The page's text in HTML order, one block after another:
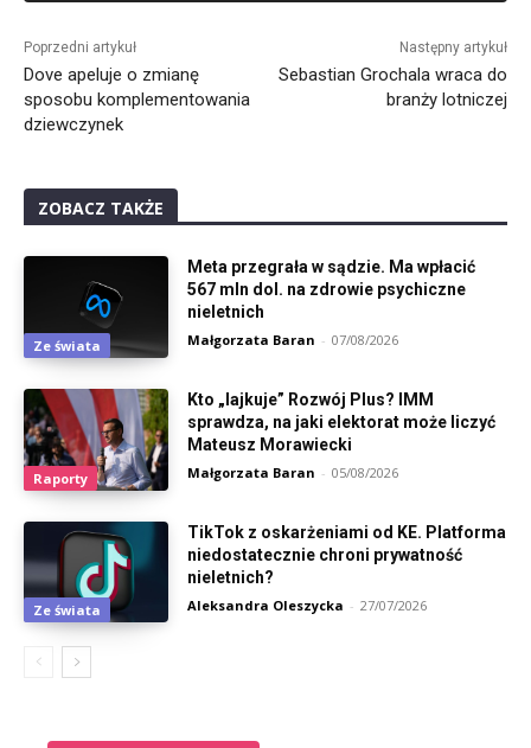
Poprzedni artykuł
Dove apeluje o zmianę
sposobu komplementowania
dziewczynek
Następny artykuł
Sebastian Grochala wraca do
branży lotniczej
ZOBACZ TAKŻE
Ze świata
Meta przegrała w sądzie. Ma wpłacić
567 mln dol. na zdrowie psychiczne
nieletnich
Małgorzata Baran - 07/08/2026
Raporty
Kto „lajkuje” Rozwój Plus? IMM
sprawdza, na jaki elektorat może liczyć
Mateusz Morawiecki
Małgorzata Baran - 05/08/2026
Ze świata
TikTok z oskarżeniami od KE. Platforma
niedostatecznie chroni prywatność
nieletnich?
Aleksandra Oleszycka - 27/07/2026